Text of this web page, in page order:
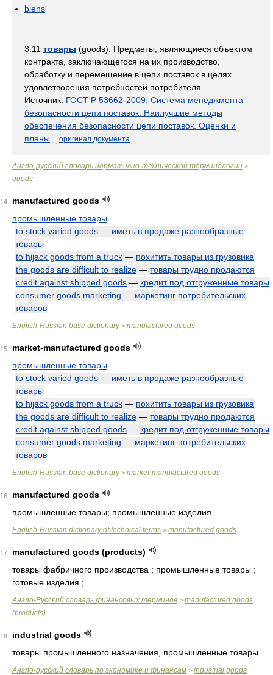
biens
3.11 товары (goods): Предметы, являющиеся объектом
контракта, заключающегося на их производство,
обработку и перемещение в цепи поставок в целях
удовлетворения потребностей потребителя.
Источник: ГОСТ Р 53662-2009: Система менеджмента
безопасности цепи поставок. Наилучшие методы
обеспечения безопасности цепи поставок. Оценки и
планы
оригинал документа
Англо-русский словарь нормативно-технической терминологии >
goods
14
manufactured goods
промышленные товары
to stock varied goods — иметь в продаже разнообразные
товары
to hijack goods from a truck — похитить товары из грузовика
the goods are difficult to realize — товары трудно продаются
credit against shipped goods — кредит под отгруженные товары
consumer goods marketing — маркетинг потребительских
товаров
English-Russian base dictionary> manufactured goods
15
market-manufactured goods
промышленные товары
to stock varied goods — иметь в продаже разнообразные
товары
to hijack goods from a truck — похитить товары из грузовика
the goods are difficult to realize — товары трудно продаются
credit against shipped goods — кредит под отгруженные товары
consumer goods marketing — маркетинг потребительских
товаров
English-Russian base dictionary> market-manufactured goods
16
manufactured goods
промышленные товары; промышленные изделия
English-Russian dictionary of technical terms > manufactured goods
17
manufactured goods (products)
товары фабричного производства ; промышленные товары ;
готовые изделия ;
Англо-Русский словарь финансовых терминов > manufactured goods
(products)
18
industrial goods
товары промышленного назначения, промышленные товары
Англо-русский словарь по экономике и финансам > industrial goods